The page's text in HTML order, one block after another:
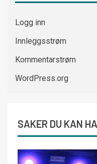
Logg inn
Innleggsstrøm
Kommentarstrøm
WordPress.org
SAKER DU KAN